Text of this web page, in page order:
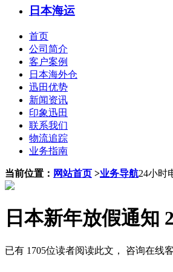
日本海运
首页
公司简介
客户案例
日本海外仓
迅田优势
新闻资讯
印象迅田
联系我们
物流追踪
业务指南
当前位置： 网站首页 >业务导航24小时
日本新年放假通知
已有 1705位读者阅读此文， 咨询在线